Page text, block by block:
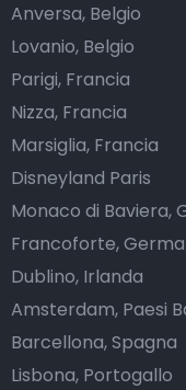
Anversa, Belgio
Lovanio, Belgio
Parigi, Francia
Nizza, Francia
Marsiglia, Francia
Disneyland Paris
Monaco di Baviera,
Francoforte,
Dublino, Irlanda
Amsterdam, Paesi
Barcellona, Spagna
Lisbona, Portogallo